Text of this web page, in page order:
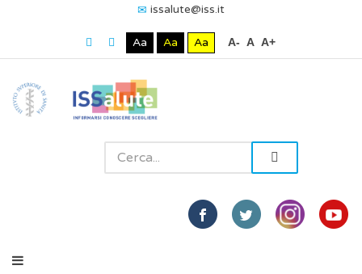
issalute@iss.it
Aa Aa Aa A- A A+